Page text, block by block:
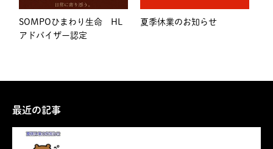
SOMPOひまわり生命 HL
アドバイザー認定
夏季休業のお知らせ
最近の記事